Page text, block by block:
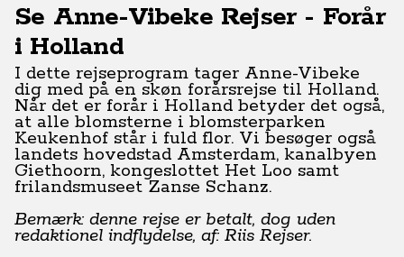
Se Anne-Vibeke Rejser - Forår
i Holland
I dette rejseprogram tager Anne-Vibeke
dig med på en skøn forårsrejse til Holland.
Når det er forår i Holland betyder det også,
at alle blomsterne i blomsterparken
Keukenhof står i fuld flor. Vi besøger også
landets hovedstad Amsterdam, kanalbyen
Giethoorn, kongeslottet Het Loo samt
frilandsmuseet Zanse Schanz.
Bemærk: denne rejse er betalt, dog uden
redaktionel indflydelse, af: Riis Rejser.